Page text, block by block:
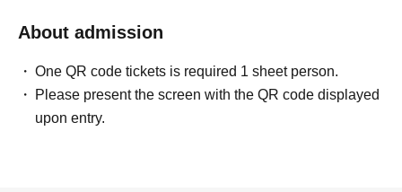
About admission
One QR code tickets is required 1 sheet person.
Please present the screen with the QR code displayed
upon entry.